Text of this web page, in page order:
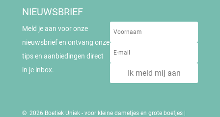
NIEUWSBRIEF
Meld je aan voor onze
nieuwsbrief en ontvang onze
tips en aanbiedingen direct
in je inbox.
Ik meld mij aan
© 2026 Boetiek Uniek - voor kleine dametjes en grote boefjes |